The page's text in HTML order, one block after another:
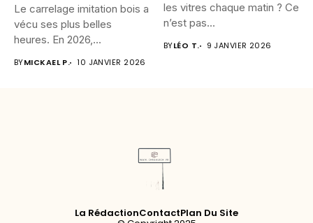
Le carrelage imitation bois a
vécu ses plus belles
heures. En 2026,...
BYMICKAEL P. 10 JANVIER 2026
les vitres chaque matin ? Ce
n’est pas...
BYLÉO T. 9 JANVIER 2026
La RédactionContactPlan Du Site